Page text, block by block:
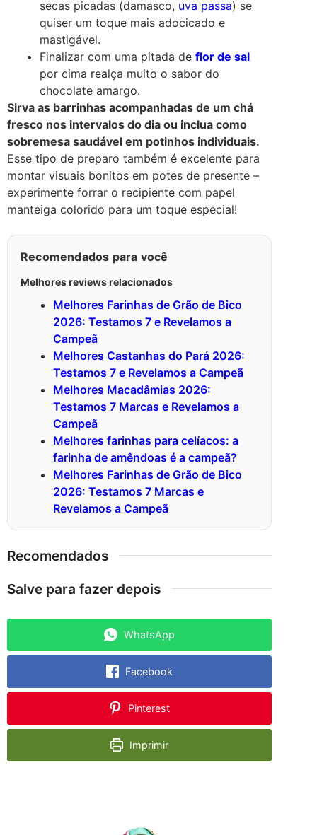
secas picadas (damasco, uva passa) se
quiser um toque mais adocicado e
mastigável.
Finalizar com uma pitada deflor de sal
por cima realça muito o sabor do
chocolate amargo.
Sirva as barrinhas acompanhadas de um chá
fresco nos intervalos do dia ou inclua como
sobremesa saudável em potinhos individuais.
Esse tipo de preparo também é excelente para
montar visuais bonitos em potes de presente –
experimente forrar o recipiente com papel
manteiga colorido para um toque especial!
Recomendados para você
Melhores reviews relacionados
Melhores Farinhas de Grão de Bico
2026: Testamos 7 e Revelamos a
Campeã
Melhores Castanhas do Pará 2026:
Testamos 7 e Revelamos a Campeã
Melhores Macadâmias 2026:
Testamos 7 Marcas e Revelamos a
Campeã
Melhores farinhas para celíacos: a
farinha de amêndoas é a campeã?
Melhores Farinhas de Grão de Bico
2026: Testamos 7 Marcas e
Revelamos a Campeã
Recomendados
Salve para fazer depois
WhatsApp
Facebook
Pinterest
Imprimir